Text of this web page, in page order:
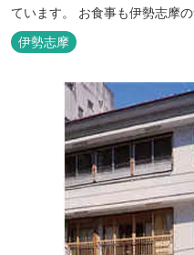
ています。 お食事も伊勢志摩
評いただいています。
伊勢志摩